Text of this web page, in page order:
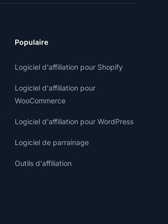
Populaire
Logiciel d'affiliation pour Shopify
Logiciel d'affiliation pour
WooCommerce
Logiciel d'affiliation pour WordPress
Logiciel de parrainage
Outils d'affiliation